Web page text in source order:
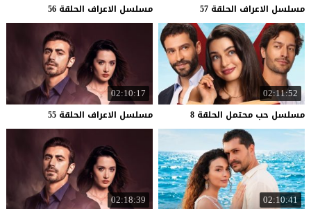
مسلسل الاعراف الحلقة 57 مسلسل الاعراف الحلقة 56
02:11:52
مسلسل حب محتمل الحلقة 8
02:10:17
مسلسل الاعراف الحلقة 55
02:10:41
02:18:39